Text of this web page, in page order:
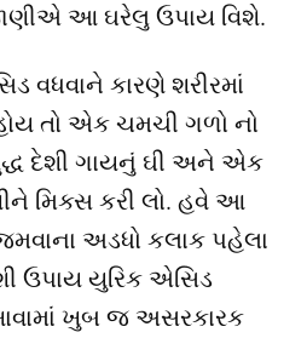
આ ઘરેલુ ઉપાય વિશે.
વધવાને કારણે શરીરમાં
હોય તો એક ચમચી ગળો નો
દેશી ગાયનું ઘી અને એક
મિક્સ કરી લો. હવે આ
અડધો કલાક પહેલા
ઉપાય યુરિક એસિડ
ખુબ જ અસરકારક